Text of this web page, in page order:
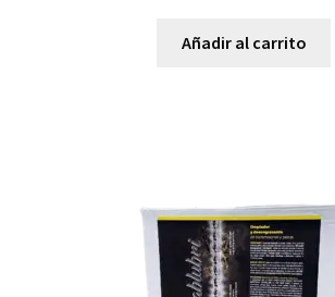
Añadir al carrito